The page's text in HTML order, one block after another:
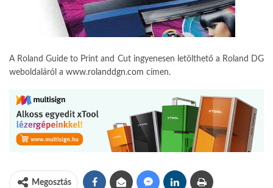
A Roland Guide to Print and Cut ingye­nesen letölthető a Roland DG
webol­daláról a www.rolanddgn.com címen.
Megosztás